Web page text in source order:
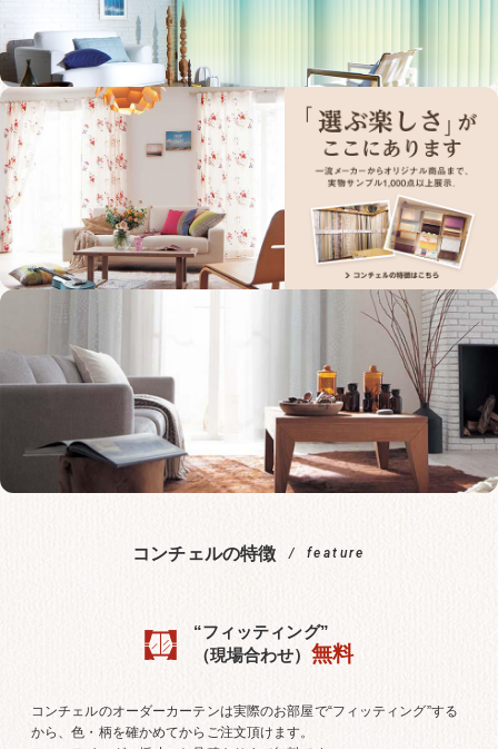
コンチェルの特徴 feature
“フィッティング”
（現場合わせ） 無料
コンチェルのオーダーカーテンは実際のお部屋で“フィッティング”する
から、色・柄を確かめてからご注文頂けます。